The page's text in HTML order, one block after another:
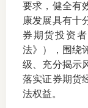
要求，健全有
康发展具有十
券期货投资
法》），围绕
级、充分揭示
落实证券期货
法权益。